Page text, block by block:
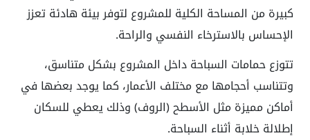
كبيرة من المساحة الكلية للمشروع لتوفر بيئة هادئة تعزز
الإحساس بالاسترخاء النفسي والراحة.
تتوزع حمامات السباحة داخل المشروع بشكل متناسق،
وتتناسب أحجامها مع مختلف الأعمار، كما يوجد بعضها في
أماكن مميزة مثل الأسطح (الروف) وذلك يعطي للسكان
إطلالة خلابة أثناء السباحة.